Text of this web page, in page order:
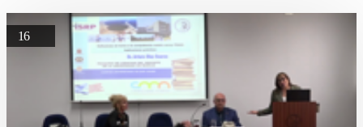
16